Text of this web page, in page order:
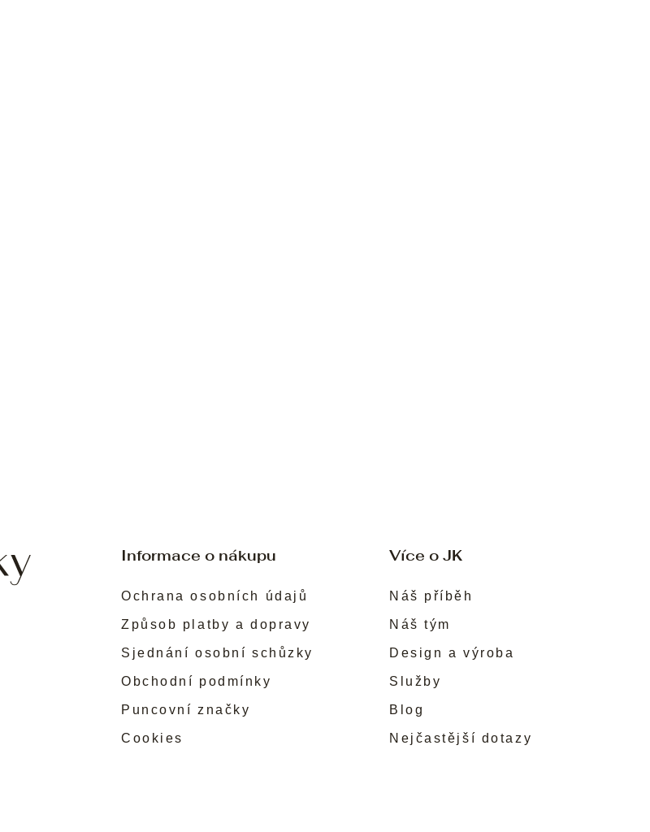
Informace o nákupu
Ochrana osobních údajů
Způsob platby a dopravy
Sjednání osobní schůzky
Obchodní podmínky
Puncovní značky
Cookies
Více o JK
Náš příběh
Náš tým
Design a výroba
Služby
Blog
Nejčastější dotazy